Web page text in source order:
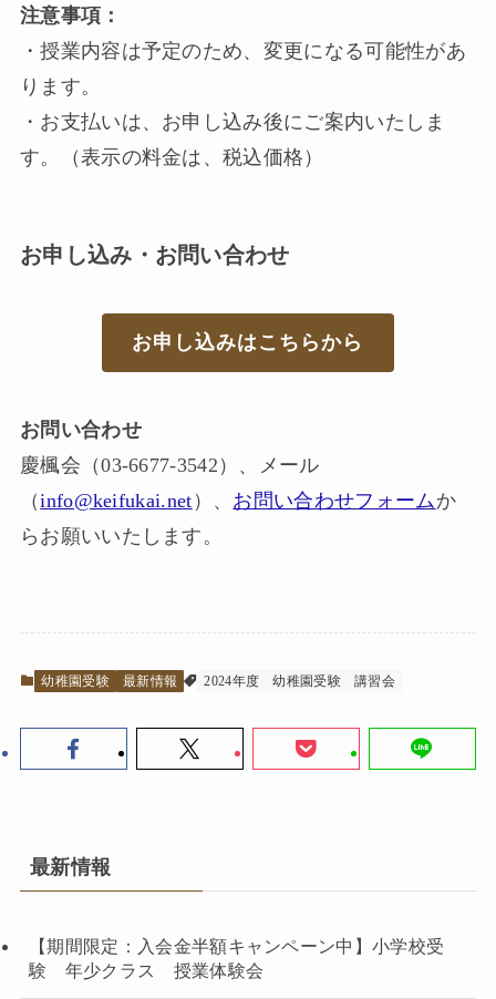
注意事項：
・授業内容は予定のため、変更になる可能性があ
ります。
・お支払いは、お申し込み後にご案内いたしま
す。（表示の料金は、税込価格）
お申し込み・お問い合わせ
お申し込みはこちらから
お問い合わせ
慶楓会（03-6677-3542）、メール
（info@keifukai.net ）、 お問い合わせフォーム か
らお願いいたします。
幼稚園受験 最新情報 2024年度 幼稚園受験 講習会
最新情報
【期間限定：入会金半額キャンペーン中】小学校受
験 年少クラス 授業体験会